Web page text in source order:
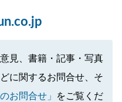
見、書籍・記事・写真
に関するお問合せ、そ
お問合せ」 をご覧くだ